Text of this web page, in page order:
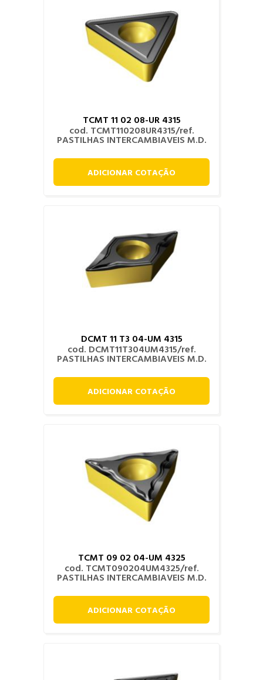
TCMT 11 02 08-UR 4315
cod. TCMT110208UR4315/ref.
PASTILHAS INTERCAMBIAVEIS M.D.
ADICIONAR COTAÇÃO
DCMT 11 T3 04-UM 4315
cod. DCMT11T304UM4315/ref.
PASTILHAS INTERCAMBIAVEIS M.D.
ADICIONAR COTAÇÃO
TCMT 09 02 04-UM 4325
cod. TCMT090204UM4325/ref.
PASTILHAS INTERCAMBIAVEIS M.D.
ADICIONAR COTAÇÃO